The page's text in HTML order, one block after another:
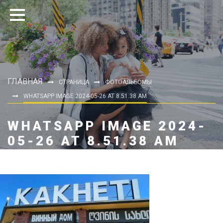
ГЛАВНАЯ СТРАНИЦА
ФОТОАЛЬБОМЫ
WHATSAPP IMAGE 2024-05-26 AT 8.51.38 AM
WHATSAPP IMAGE 2024-
05-26 AT 8.51.38 AM